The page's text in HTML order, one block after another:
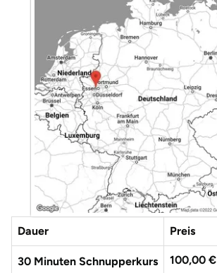
Dauer Preis
30 Minuten Schnupperkurs 100,00 €
Flensburg
Frankfurt am Main
Freiberg
Freiburg
Fulda